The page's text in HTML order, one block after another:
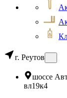
г. Реутов
шоссе
вл19к4